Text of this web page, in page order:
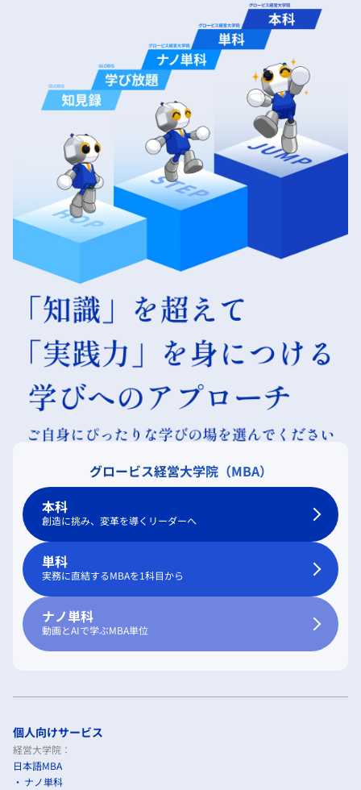
グロービス経営大学院（MBA）
本科
創造に挑み、変革を導くリーダーへ
単科
実務に直結するMBAを1科目から
ナノ単科
動画とAIで学ぶMBA単位
個人向けサービス
経営大学院：
日本語MBA
ナノ単科